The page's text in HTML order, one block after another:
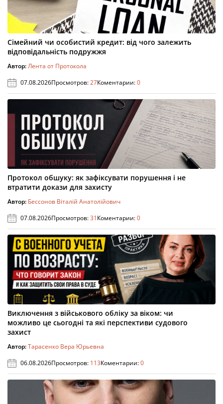
Сімейний чи особистий кредит: від чого залежить
відповідальність подружжя
Автор:Лента от Протокола
07.08.2026Просмотров:27Коментарии:0
Протокол обшуку: як зафіксувати порушення і не
втратити докази для захисту
Автор: Бессонов Віталій Анатолійович
07.08.2026Просмотров:31Коментарии:0
Виключення з військового обліку за віком: чи
можливо це сьогодні та які перспективи судового
захист
Автор:Тарасенко Вера Юрьевна
06.08.2026Просмотров: 113Коментарии:0